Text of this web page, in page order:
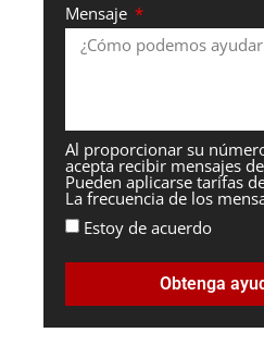
Mensaje
Al proporcionar su
acepta recibir mensajes
Pueden aplicarse tarifas
La frecuencia de los
Estoy de acuerdo
Obtenga